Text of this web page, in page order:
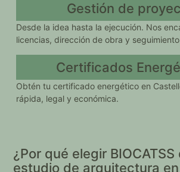
Gestión de
Desde la idea hasta la ejecución. Nos
licencias, dirección de obra y
Certificados
Obtén tu certificado energético en
rápida, legal y económica.
¿Por qué elegir
estudio de arquitectura